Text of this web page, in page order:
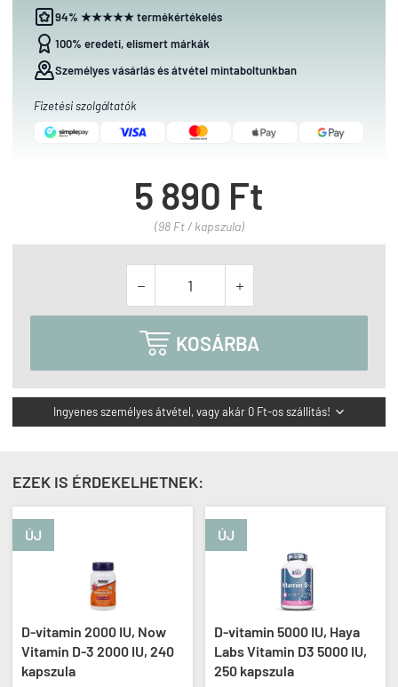
94% ★★★★★ termékértékelés
100% eredeti, elismert márkák
Személyes vásárlás és átvétel mintaboltunkban
Fizetési szolgáltatók
5 890 Ft
(98 Ft / kapszula)
 
 KOSÁRBA
Ingyenes személyes átvétel, vagy akár 0 Ft-os szállítás! 
EZEK IS ÉRDEKELHETNEK:
ÚJ
D-vitamin 2000 IU, Now
Vitamin D-3 2000 IU, 240
kapszula
ÚJ
D-vitamin 5000 IU, Haya
Labs Vitamin D3 5000 IU,
250 kapszula